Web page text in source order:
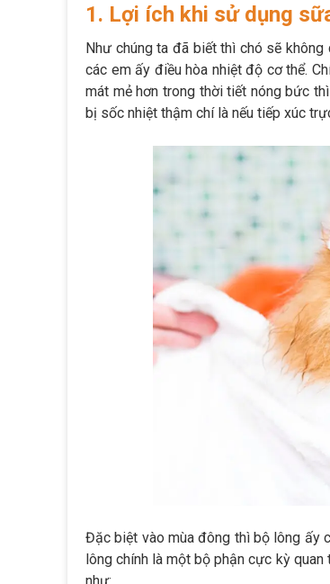
1. Lợi ích khi sử dụng
Như chúng ta đã biết thì chó sẽ
các em ấy điều hòa nhiệt độ cơ thể.
mát mẻ hơn trong thời tiết nóng bức
bị sốc nhiệt thậm chí là nếu tiếp xúc
Đặc biệt vào mùa đông thì bộ lông ấy
lông chính là một bộ phận cực kỳ